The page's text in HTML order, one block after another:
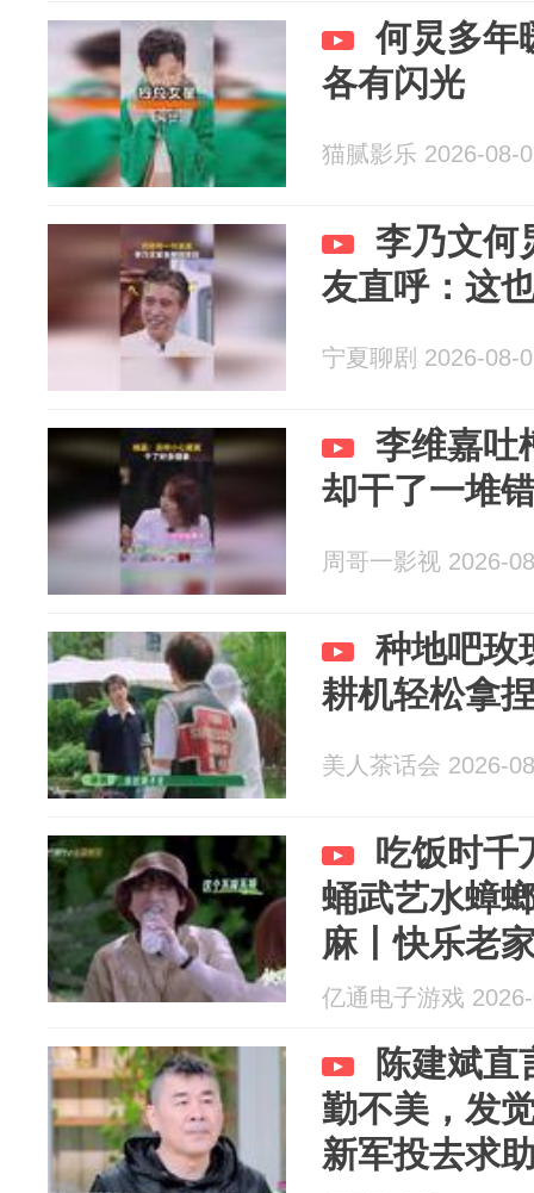
何炅多年
各有闪光
猫腻影乐 2026-08-
李乃文何
友直呼：这
宁夏聊剧 2026-08-
李维嘉吐
却干了一堆
周哥一影视 2026-
种地吧玫
耕机轻松拿
美人茶话会 2026-
吃饭时千
蛹武艺水蟑
麻丨快乐老
亿通电子游戏
陈建斌直
勤不美，发
新军投去求